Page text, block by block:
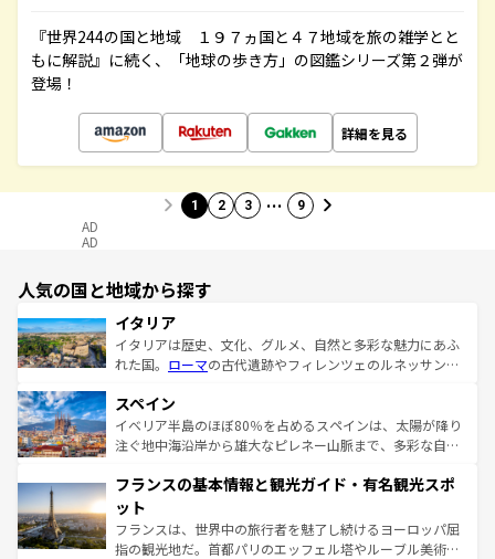
『世界244の国と地域 １９７ヵ国と４７地域を旅の雑学とと
もに解説』に続く、「地球の歩き方」の図鑑シリーズ第２弾が
登場！
詳細を見る
1 2 3 … 9
AD
AD
人気の国と地域から探す
イタリア
イタリアは歴史、文化、グルメ、自然と多彩な魅力にあふ
れた国。 ローマの古代遺跡やフィレンツェのルネッサンス
ろん、トスカーナの美しい田園風景やアマルフィ海岸の絶
景など、自然景観も見逃せない。観光の合間には、本場の
ピザやパスタなど、絶品のイタリア料理を堪能することも
ませてくれるイタリアで、忘れられない旅をしてみよう！
なお、新着のイタリア情報は
しい。
スペイン
イベリア半島のほぼ80％を占めるスペインは、太陽が降り
注ぐ地中海沿岸から雄大なピレネー山脈まで、多彩な自然
文化が根付くこの国では、情熱的なフラメンコ、熱気あふ
れる闘牛、そして美味しいタパスが生活の一部となってい
る。首都マドリードの洗練された雰囲気や、バルセロナの
アートに溢れた街角から、地方では古代ローマ遺跡や中世
フランスの基本情報と観光ガイド・有名観光スポ
ット
フランスは、世界中の旅行者を魅了し続けるヨーロッパ屈
指の観光地だ。首都パリのエッフェル塔やルーブル美術館